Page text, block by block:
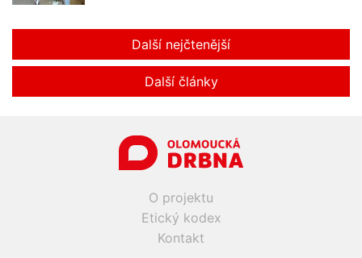
Další nejčtenější
Další články
O projektu
Etický kodex
Kontakt